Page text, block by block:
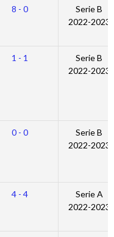
8 - 0
Serie B
2022-2023
1 - 1
Serie B
2022-2023
0 - 0
Serie B
2022-2023
4 - 4
Serie A
2022-2023